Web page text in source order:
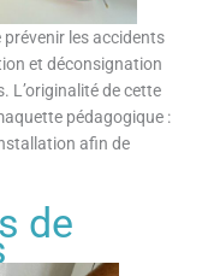
les accidents
et déconsignation
L’originalité de cette
pédagogique :
afin de
de